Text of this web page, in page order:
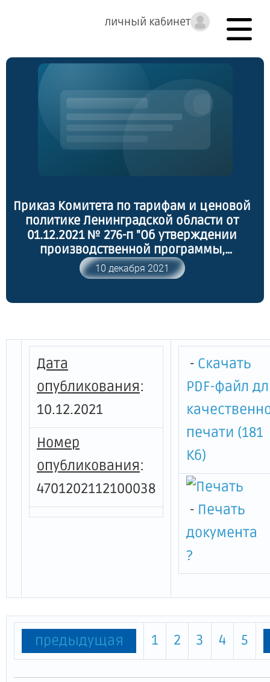
личный кабинет
Приказ Комитета по тарифам и ценовой
политике Ленинградской области от
01.12.2021 № 276-п "Об утверждении
производственной программы,
установлении тарифов на услуги по
захоронению твердых коммунальных
ограниченной ответственностью
экологического менеджмента" в 2022-
2026 годах"
10 декабря 2021
Дата
опубликования:
10.12.2021
Номер
опубликования:
4701202112100038
- Скачать
PDF-файл
печати (181
Кб)
- Печать
документа
?
предыдущая 1 2 3 4 5